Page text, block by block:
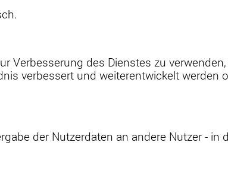
Verbesserung des Dienstes zu
verbessert und weiterentwickelt
der Nutzerdaten an andere Nutzer -